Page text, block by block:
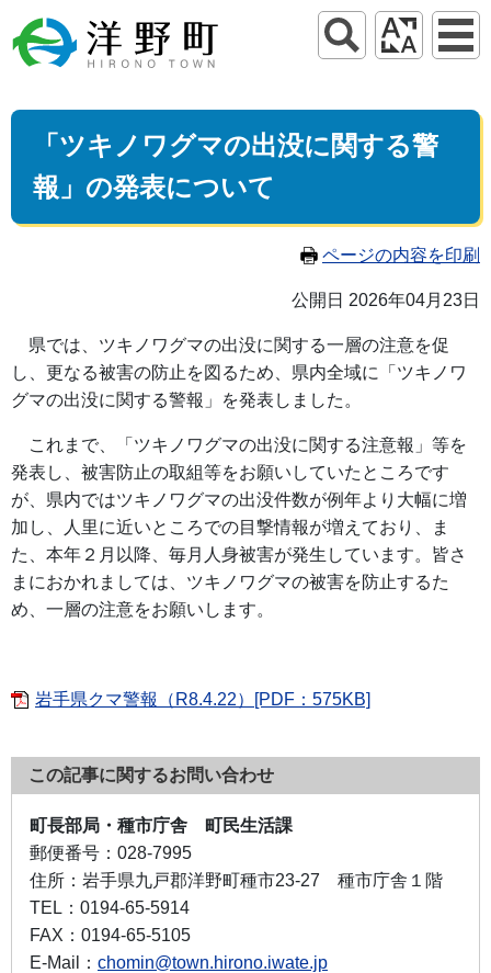
「ツキノワグマの出没に関する警
報」の発表について
ページの内容を印刷
公開日 2026年04月23日
県では、ツキノワグマの出没に関する一層の注意を促
し、更なる被害の防止を図るため、県内全域に「ツキノワ
グマの出没に関する警報」を発表しました。
これまで、「ツキノワグマの出没に関する注意報」等を
発表し、被害防止の取組等をお願いしていたところです
が、県内ではツキノワグマの出没件数が例年より大幅に増
加し、人里に近いところでの目撃情報が増えており、ま
た、本年２月以降、毎月人身被害が発生しています。皆さ
まにおかれましては、ツキノワグマの被害を防止するた
め、一層の注意をお願いします。
岩手県クマ警報（R8.4.22）[PDF：575KB]
この記事に関するお問い合わせ
町長部局・種市庁舎 町民生活課
郵便番号： 028-7995
住所： 岩手県九戸郡洋野町種市23-27 種市庁舎１階
TEL： 0194-65-5914
FAX： 0194-65-5105
E-Mail： chomin@town.hirono.iwate.jp